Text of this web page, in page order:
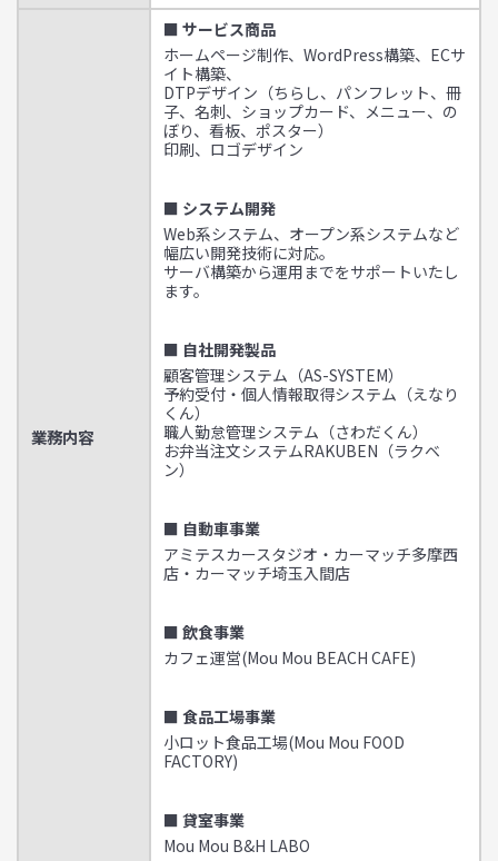
業務内容
■ サービス商品
ホームページ制作、WordPress構築、ECサ
イト構築、
DTPデザイン（ちらし、パンフレット、冊
子、名刺、ショップカード、メニュー、の
ぼり、看板、ポスター）
印刷、ロゴデザイン
■ システム開発
Web系システム、オープン系システムなど
幅広い開発技術に対応。
サーバ構築から運用までをサポートいたし
ます。
■ 自社開発製品
顧客管理システム（AS-SYSTEM）
予約受付・個人情報取得システム（えなり
くん）
職人勤怠管理システム（さわだくん）
お弁当注文システムRAKUBEN（ラクベ
ン）
■ 自動車事業
アミテスカースタジオ・カーマッチ多摩西
店・カーマッチ埼玉入間店
■ 飲食事業
カフェ運営(Mou Mou BEACH CAFE)
■ 食品工場事業
小ロット食品工場(Mou Mou FOOD
FACTORY)
■ 貸室事業
Mou Mou B&H LABO